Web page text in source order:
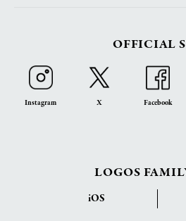
OFFICIAL
Instagram X Facebook
LOGOS
iOS